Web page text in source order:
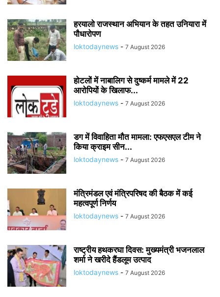
हरयालो राजस्थान अभियान के तहत उनियारा में
पौधारोपण
loktodaynews - 7 August 2026
होटलों में नाबालिग से दुष्कर्म मामले में 22
आरोपियों के खिलाफ...
loktodaynews - 7 August 2026
डग में विवाहिता मौत मामला: एफएसएल टीम ने
किया क्राइम सीन...
loktodaynews - 7 August 2026
मंत्रिमंडल एवं मंत्रिपरिषद की बैठक में कई
महत्वपूर्ण निर्णय
loktodaynews - 7 August 2026
राष्ट्रीय हथकरघा दिवस: मुख्यमंत्री भजनलाल
शर्मा ने खरीदे हैंडलूम उत्पाद
loktodaynews - 7 August 2026